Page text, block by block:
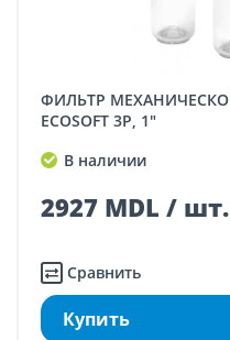
ФИЛЬТР МЕХАНИЧЕСКОЙ ОЧИСТКИ, ТРОЙНОЙ,
ECOSOFT 3P, 1"
В наличии
2927 MDL / шт.
Сравнить
Купить